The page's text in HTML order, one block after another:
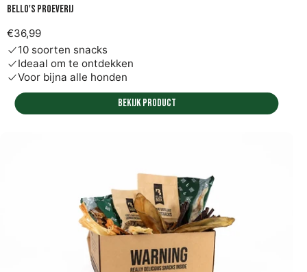
Bello's proeverij
€36,99
10 soorten snacks
Ideaal om te ontdekken
Voor bijna alle honden
Bekijk product